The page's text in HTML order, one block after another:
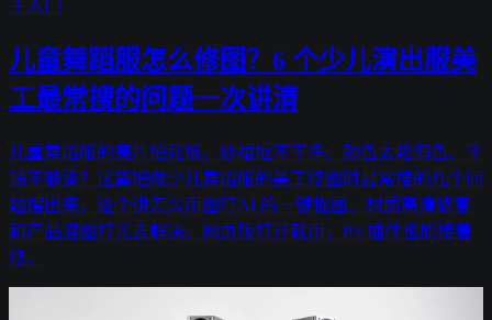
手入门
儿童舞蹈服怎么修图？6 个少儿演出服美
工最常搜的问题一次讲清
儿童舞蹈服的亮片拍死板、纱裙抠不干净、颜色太艳偏色、平
铺不够蓬？这篇把做少儿舞蹈服的美工修图时最常搜的几个问
题摆出来，逐个讲怎么用图叮AI 的一键抠图、材质高清修复
和产品溶图打光去解决。网页版打开就用，PS 插件也能接着
修。